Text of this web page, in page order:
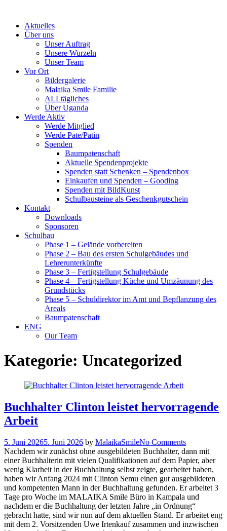
contentAktuelles
Über uns
Unser Auftrag
Unsere Wurzeln
Unser Team
Vor Ort
Bildergalerie
Malaika Smile Familie
ALLtägliches
Über Uganda
Werde Aktiv
Werde Mitglied
Werde Pate/Patin
Spenden
Baumpatenschaft
Aktuelle Spendenprojekte
Spenden statt Schenken – Spendenbox
Einkaufen und Spenden – Gooding
Spenden mit BildKunst
Schulbausteine als Geschenkgutschein
Kontakt
Downloads
Sponsoren
Schulbau
Phase 1 – Gelände vorbereiten
Phase 2 – Bau des ersten Schulgebäudes und
Lehrerunterkünfte
Phase 3 – Fertigstellung Schulgebäude
Phase 4 – Fertigstellung Küche und Umzäunung des
Grundstücks
Phase 5 – Schuldirektor im Amt und Bepflanzung des
Areals
Baumpatenschaft
ENG
Our Team
Kategorie: Uncategorized
Buchhalter Clinton leistet hervorragende
Arbeit
5. Juni 20265. Juni 2026 by MalaikaSmileNo Comments
Nachdem wir zunächst ohne ausgebildeten Buchhalter, dann mit
einer Buchhalterin mit vielen Qualifikationen auf dem Papier, aber
wenig Klarheit in der Buchhaltung selbst zeigte, gearbeitet haben,
haben wir Anfang 2024 mit Clinton Semu einen gut ausgebildeten
und kompetenten Mann in der Buchhaltung gefunden. Er arbeitet 3
Tage pro Woche im MALAIKA Smile Büro in Kampala und
nachdem er die Buchhaltung der letzten Jahre „in Ordnung“
gebracht hatte, sind wir nun auf dem aktuellen Stand. Er arbeitet eng
mit dem 2. Vorsitzenden Uwe Irtenkauf zusammen und inzwischen